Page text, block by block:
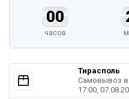
00
часов
Тирасполь
Самовывоз
17:00,